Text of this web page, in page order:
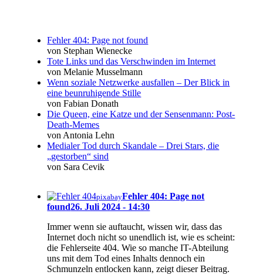
Fehler 404: Page not found
von Stephan Wienecke
Tote Links und das Verschwinden im Internet
von Melanie Musselmann
Wenn soziale Netzwerke ausfallen – Der Blick in
eine beunruhigende Stille
von Fabian Donath
Die Queen, eine Katze und der Sensenmann: Post-
Death-Memes
von Antonia Lehn
Medialer Tod durch Skandale – Drei Stars, die
„gestorben“ sind
von Sara Cevik
pixabayFehler 404: Page not
found26. Juli 2024 - 14:30
Immer wenn sie auftaucht, wissen wir, dass das
Internet doch nicht so unendlich ist, wie es scheint:
die Fehlerseite 404. Wie so manche IT-Abteilung
uns mit dem Tod eines Inhalts dennoch ein
Schmunzeln entlocken kann, zeigt dieser Beitrag.